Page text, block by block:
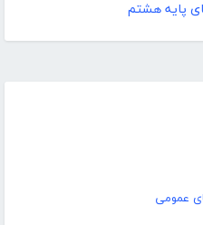
عمومی
پایه هشتم